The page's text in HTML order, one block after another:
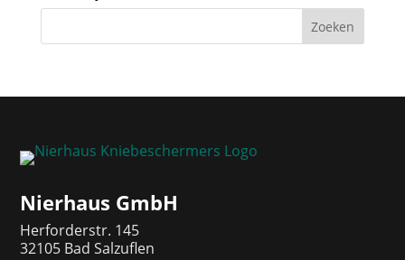
Nierhaus GmbH
Herforderstr. 145
32105 Bad Salzuflen